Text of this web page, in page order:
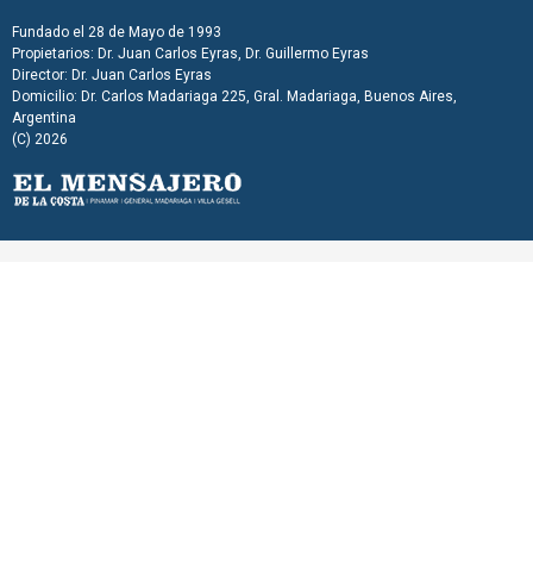
Fundado el 28 de Mayo de 1993
Propietarios: Dr. Juan Carlos Eyras, Dr. Guillermo Eyras
Director: Dr. Juan Carlos Eyras
Domicilio: Dr. Carlos Madariaga 225, Gral. Madariaga, Buenos Aires,
Argentina
(C) 2026